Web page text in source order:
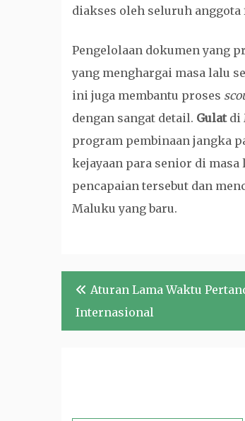
diakses oleh seluruh anggota
Pengelolaan dokumen yang
yang menghargai masa lalu
ini juga membantu proses
dengan sangat detail. Gulatdi
program pembinaan jangka
kejayaan para senior di
pencapaian tersebut dan
Maluku yang baru.
Navigasi
pos
Aturan Lama Waktu
Internasional